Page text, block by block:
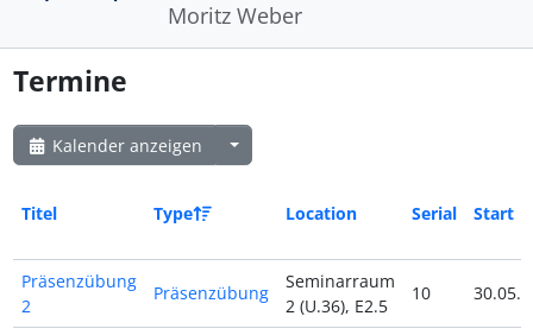
Moritz Weber
Termine
Kalender anzeigen
Titel Type Location Serial Start
Präsenzübung
2
Präsenzübung
Seminarraum
2 (U.36), E2.5
10